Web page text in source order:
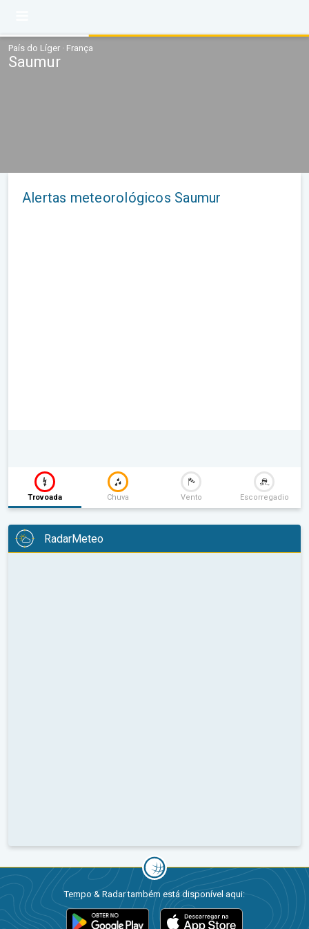
País do Líger · França
Saumur
Alertas meteorológicos Saumur
Trovoada Chuva Vento Escorregadio
RadarMeteo
Tempo & Radar também está disponível aqui: